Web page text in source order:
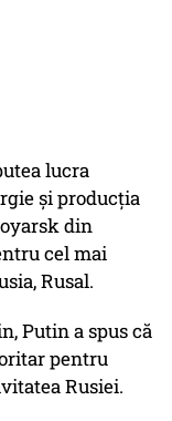
lucra
și producția
din
cel mai
Rusal.
Putin a spus că
pentru
Rusiei.